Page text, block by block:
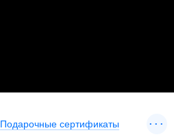
Подарочные сертификаты ...